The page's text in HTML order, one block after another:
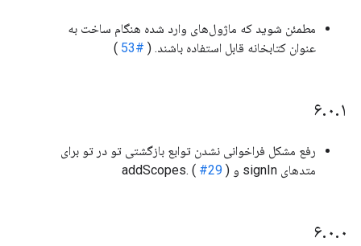
مطمئن شوید که ماژول‌های وارد شده هنگام ساخت به
عنوان کتابخانه قابل استفاده باشند. ( #53
)
۶.۰.۱
رفع مشکل فراخوانی نشدن توابع بازگشتی تو در تو برای
متدهای signIn و addScopes. (
#29 )
۶.۰.۰